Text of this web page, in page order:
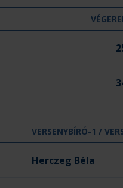
VERSENYBÍRÓ-1 /
Herczeg Béla